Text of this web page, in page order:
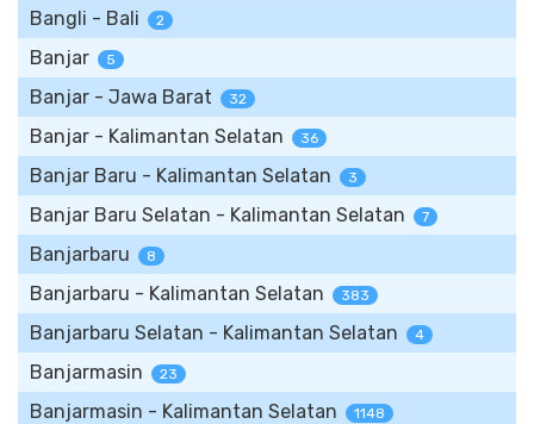
Bangli - Bali 2
Banjar 5
Banjar - Jawa Barat 32
Banjar - Kalimantan Selatan 36
Banjar Baru - Kalimantan Selatan 3
Banjar Baru Selatan - Kalimantan Selatan 7
Banjarbaru 8
Banjarbaru - Kalimantan Selatan 383
Banjarbaru Selatan - Kalimantan Selatan 4
Banjarmasin 23
Banjarmasin - Kalimantan Selatan 1148